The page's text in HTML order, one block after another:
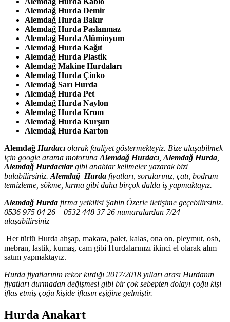
Alemdağ Hurda Demir
Alemdağ Hurda Bakır
Alemdağ Hurda Paslanmaz
Alemdağ Hurda Alüminyum
Alemdağ Hurda Kağıt
Alemdağ Hurda Plastik
Alemdağ Makine Hurdaları
Alemdağ Hurda Çinko
Alemdağ Sarı Hurda
Alemdağ Hurda Pet
Alemdağ Hurda Naylon
Alemdağ Hurda Krom
Alemdağ Hurda Kurşun
Alemdağ Hurda Karton
Alemdağ Hurdacı olarak faaliyet göstermekteyiz. Bize ulaşabilmek
için google arama motoruna Alemdağ Hurdacı Alemdağ Hurda
Alemdağ Hurdacılargibi anahtar kelimeler yazarak bizi
bulabilirsiniz. Alemdağ Hurda fiyatları, sorularınız, çatı, bodrum
temizleme, sökme, kırma gibi daha birçok dalda iş yapmaktayız.
Alemdağ Hurda firma yetkilisi Şahin Özerle iletişime geçebilirsiniz.
0536 975 04 26 – 0532 448 37 26 numaralardan 7/24
ulaşabilirsiniz
Her türlü Hurda ahşap, makara, palet, kalas, ona on, pleymut, osb,
mebran, lastik, kumaş, cam gibi Hurdalarınızı ikinci el olarak alım
satım yapmaktayız.
Hurda fiyatlarının rekor kırdığı 2017/2018 yılları arası Hurdanın
fiyatları durmadan değişmesi gibi bir çok sebepten dolayı çoğu kişi
iflas etmiş çoğu kişide iflasın eşiğine gelmiştir.
Hurda Anakart